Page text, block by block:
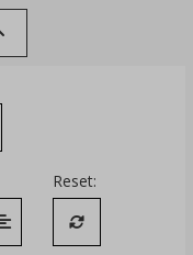
między literami
interlinię i margines
Reset:
Przywróć